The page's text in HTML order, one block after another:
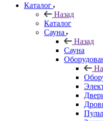
Каталог
Назад
Каталог
Сауна
Назад
Сауна